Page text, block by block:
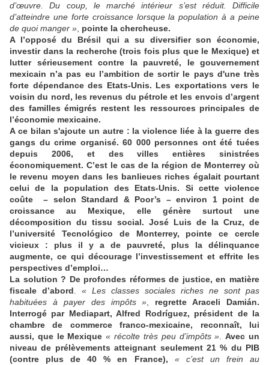
d’œuvre. Du coup, le marché intérieur s’est réduit. Difficile
d’atteindre une forte croissance lorsque la population à a peine
de quoi manger », pointe la chercheuse.
A l’opposé du Brésil qui a su diversifier son économie,
investir dans la recherche (trois fois plus que le Mexique) et
lutter sérieusement contre la pauvreté, le gouvernement
mexicain n’a pas eu l’ambition de sortir le pays d'une très
forte dépendance des Etats-Unis. Les exportations vers le
voisin du nord, les revenus du pétrole et les envois d’argent
des familles émigrés restent les ressources principales de
l’économie mexicaine.
A ce bilan s'ajoute un autre : la violence liée à la guerre des
gangs du crime organisé. 60 000 personnes ont été tuées
depuis 2006, et des villes entières sinistrées
économiquement. C’est le cas de la région de Monterrey où
le revenu moyen dans les banlieues riches égalait pourtant
celui de la population des Etats-Unis. Si cette violence
coûte – selon Standard & Poor’s – environ 1 point de
croissance au Mexique, elle génère surtout une
décomposition du tissu social. José Luis de la Cruz, de
l’université Tecnológico de Monterrey, pointe ce cercle
vicieux : plus il y a de pauvreté, plus la délinquance
augmente, ce qui décourage l’investissement et effrite les
perspectives d’emploi…
La solution ? De profondes réformes de justice, en matière
fiscale d’abord. « Les classes sociales riches ne sont pas
habituées à payer des impôts », regrette Araceli Damián.
Interrogé par Mediapart, Alfred Rodríguez, président de la
chambre de commerce franco-mexicaine, reconnaît, lui
aussi, que le Mexique « récolte très peu d’impôts ».Avec un
niveau de prélèvements atteignant seulement 21 % du PIB
(contre plus de 40 % en France),
« c’est un frein au